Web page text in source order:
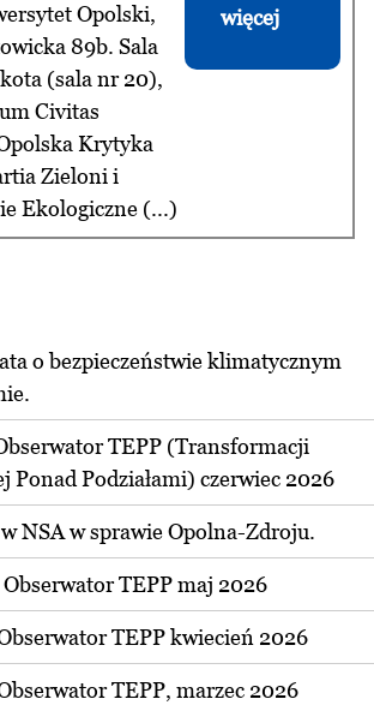
Opolski,
89b. Sala
(sala nr 20),
Civitas
Krytyka
Zieloni i
Ekologiczne (...)
więcej
o bezpieczeństwie klimatycznym
TEPP (Transformacji
Ponad Podziałami) czerwiec 2026
NSA w sprawie Opolna-Zdroju.
TEPP maj 2026
TEPP kwiecień 2026
TEPP, marzec 2026